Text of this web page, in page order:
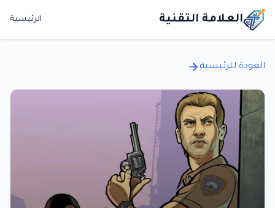
العلامة التقنية الرئيسية
العودة للرئيسية